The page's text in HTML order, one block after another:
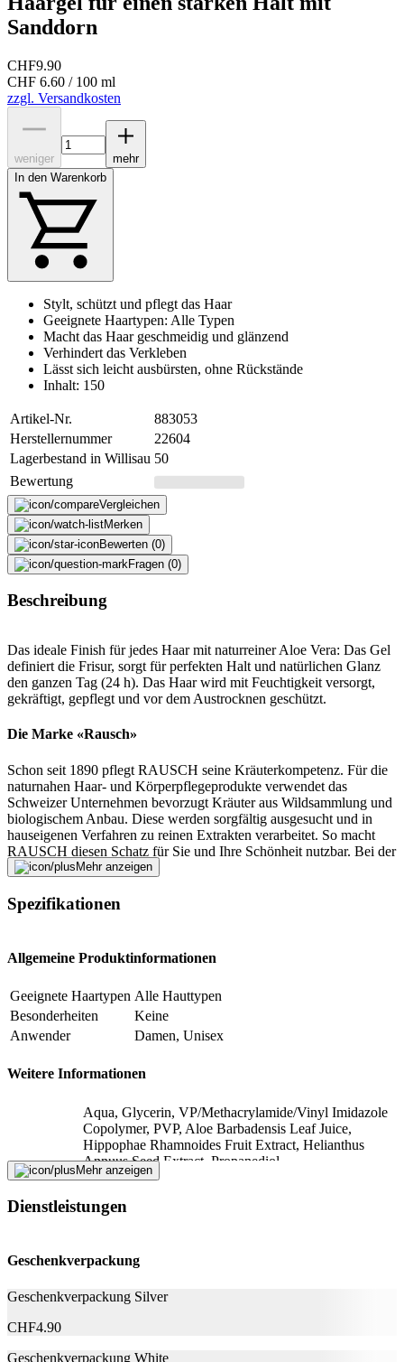
Sanddorn
CHF9.90
CHF 6.60 / 100 ml
zzgl. Versandkosten
weniger
mehr
In den Warenkorb
Stylt, schützt und pflegt das Haar
Geeignete Haartypen: Alle Typen
Macht das Haar geschmeidig und glänzend
Verhindert das Verkleben
Lässt sich leicht ausbürsten, ohne Rückstände
Inhalt: 150
Artikel-Nr.
883053
Herstellernummer
22604
Lagerbestand in Willisau 50
Bewertung
Vergleichen
Merken
Bewerten (0)
Fragen (0)
Beschreibung
Das ideale Finish für jedes Haar mit naturreiner Aloe Vera: Das Gel
definiert die Frisur, sorgt für perfekten Halt und natürlichen Glanz
den ganzen Tag (24 h). Das Haar wird mit Feuchtigkeit versorgt,
gekräftigt, gepflegt und vor dem Austrocknen geschützt.
Die Marke «Rausch»
Schon seit 1890 pflegt RAUSCH seine Kräuterkompetenz. Für die
naturnahen Haar- und Körperpflegeprodukte verwendet das
Schweizer Unternehmen bevorzugt Kräuter aus Wildsammlung und
biologischem Anbau. Diese werden sorgfältig ausgesucht und in
hauseigenen Verfahren zu reinen Extrakten verarbeitet. So macht
RAUSCH diesen Schatz für Sie und Ihre Schönheit nutzbar. Bei der
Herstellung legt RAUSCH viel Wert auf besonders schonende
Inhaltsstoffen und einen achtsamen Umgang mit der Natur. Die
Wurzeln zur Schweiz geraten dabei nie in Vergessenheit: Die
Bodensee entwickelt, produziert und schliesslich weltweit verbreitet.
Beschreibung
Formular schliessen
Senden
Falsche Daten melden
Mehr anzeigen
Spezifikationen
Allgemeine Produktinformationen
Geeignete Haartypen Alle Hauttypen
Besonderheiten
Keine
Anwender
Damen, Unisex
Weitere Informationen
Aqua, Glycerin, VP/Methacrylamide/Vinyl Imidazole
Copolymer, PVP, Aloe Barbadensis Leaf Juice,
Hippophae Rhamnoides Fruit Extract, Helianthus
Annuus Seed Extract, Propanediol,
Ethylhexylglycerin, Tocopherol, Acrylates/C10-30
Hydrogenated Castor Oil, Polysorbate 80, Sodium
Acid, Phenoxyethanol, Ethyl Lauroyl Arginate HCl,
Volumen 150 ml
Mehr anzeigen
Dienstleistungen
Geschenkverpackung
Geschenkverpackung Silver
CHF4.90
Geschenkverpackung White